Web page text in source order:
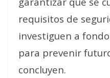
requisitos de
investiguen a
para prevenir
concluyen.